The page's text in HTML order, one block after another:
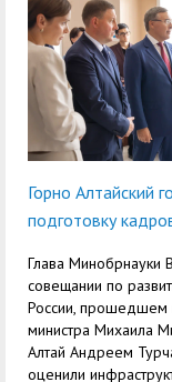
служением»
Горно Алтайский
подготовку
Глава Минобрнауки
совещании по
России, прошедшем
министра Михаила
Алтай Андреем
оценили